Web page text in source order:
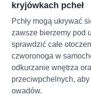
kryjówkach pcheł
Pchły mogą ukrywać
zawsze bierzemy pod
sprawdzić całe
czworonoga w
odkurzanie wnętrza
przeciwpchelnych,
owadów.